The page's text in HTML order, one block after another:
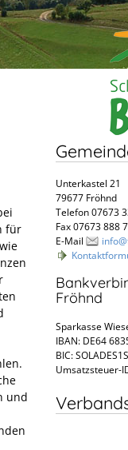
für
und
Unterkastel 21
79677 Fröhnd
Telefon 07673
Fax 07673 888
E-Mail
Fröhnd
Sparkasse
IBAN: DE64
BIC:
Umsatzsteuer-